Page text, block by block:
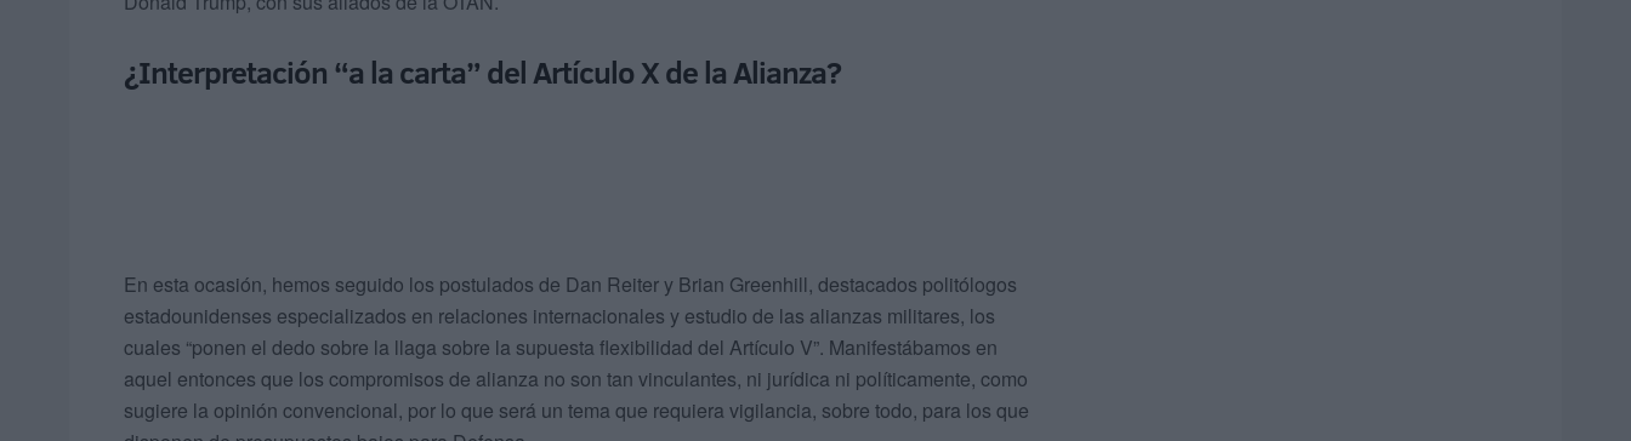
¿Interpretación “a la carta” del Artículo X de la Alianza?
En esta ocasión, hemos seguido los postulados de Dan Reiter y Brian Greenhill, destacados politólogos
estadounidenses especializados en relaciones internacionales y estudio de las alianzas militares, los
cuales “ponen el dedo sobre la llaga sobre la supuesta flexibilidad del Artículo V”. Manifestábamos en
aquel entonces que los compromisos de alianza no son tan vinculantes, ni jurídica ni políticamente, como
sugiere la opinión convencional, por lo que será un tema que requiera vigilancia, sobre todo, para los que